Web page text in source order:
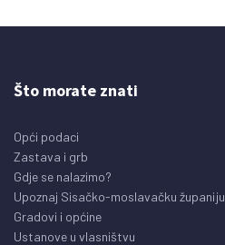
Što morate znati
Opći podaci
Zastava i grb
Gdje se nalazimo?
Upoznaj Sisačko-moslavačku županiju
Gradovi i općine
Ustanove u vlasništvu